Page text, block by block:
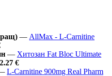
— AllMax - L-Carnitine
— Хитозан Fat Bloc Ultimate
€
L-Carnitine 900mg Real Pharm